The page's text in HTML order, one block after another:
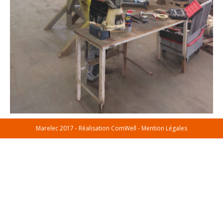
Marelec 2017 - Réalisation ComWell - Mention Légales